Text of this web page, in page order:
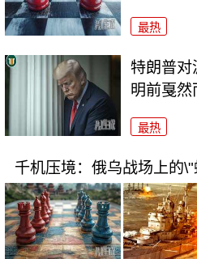
最热
特朗普对
明前戛然
最热
千机压境：俄乌战场上的